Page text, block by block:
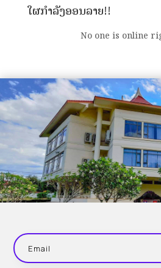
ໃຜກຳລັງອອນລາຍ!!
No one is online